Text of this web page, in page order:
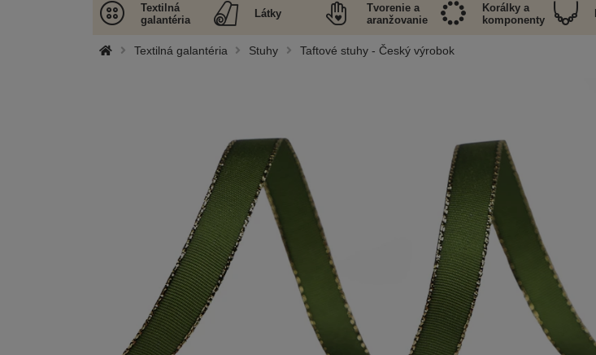
Textilná
galantéria
Látky
Tvorenie a
aranžovanie
Korálky a
komponenty
Textilná galantéria Stuhy Taftové stuhy - Český výrobok